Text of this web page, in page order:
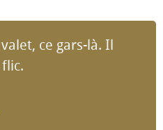
ce gars-là. Il